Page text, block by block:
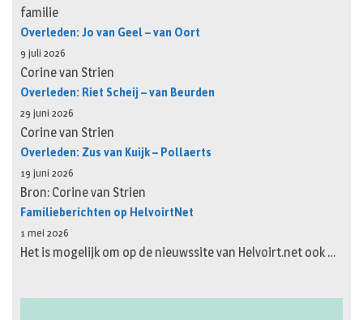
familie
Overleden: Jo van Geel – van Oort
9 juli 2026
Corine van Strien
Overleden: Riet Scheij – van Beurden
29 juni 2026
Corine van Strien
Overleden: Zus van Kuijk – Pollaerts
19 juni 2026
Bron: Corine van Strien
Familieberichten op HelvoirtNet
1 mei 2026
Het is mogelijk om op de nieuwssite van Helvoirt.net ook …